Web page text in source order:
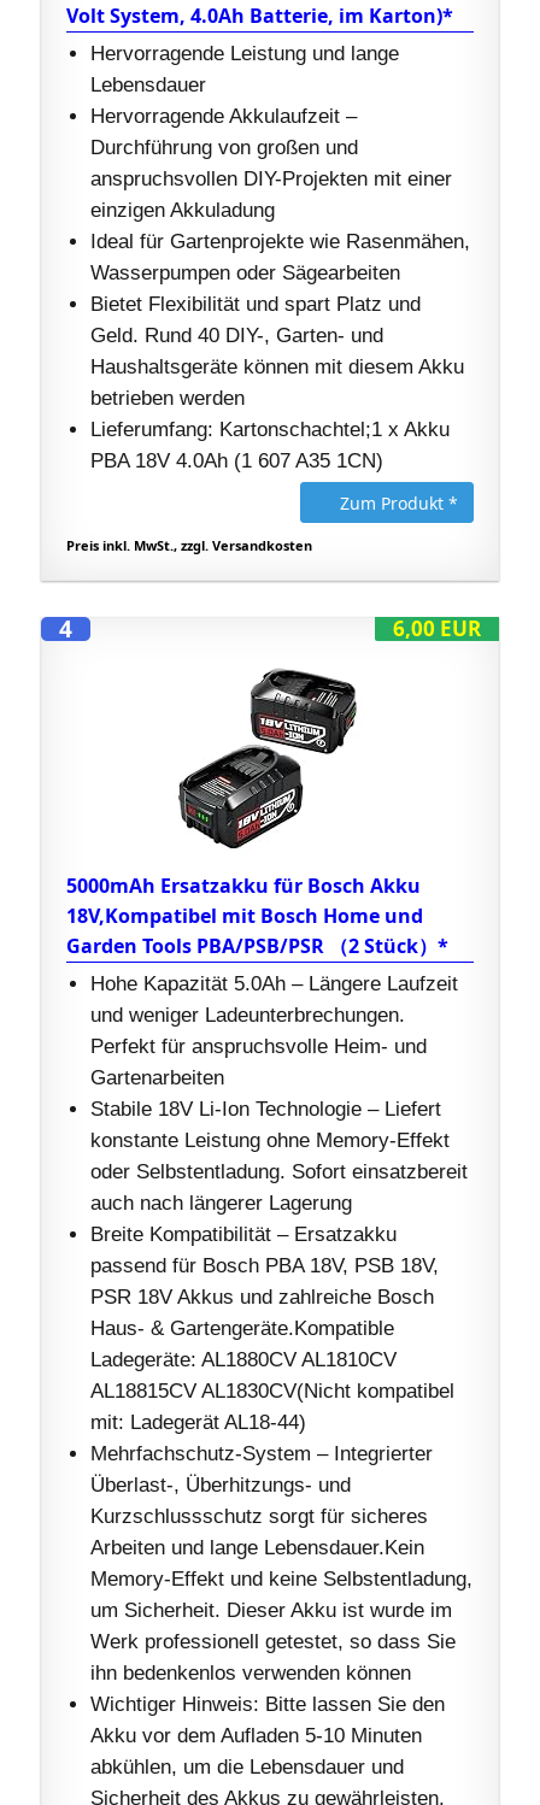
Volt System, 4.0Ah Batterie, im Karton)*
Hervorragende Leistung und lange
Lebensdauer
Hervorragende Akkulaufzeit –
Durchführung von großen und
anspruchsvollen DIY-Projekten mit einer
einzigen Akkuladung
Ideal für Gartenprojekte wie Rasenmähen,
Wasserpumpen oder Sägearbeiten
Bietet Flexibilität und spart Platz und
Geld. Rund 40 DIY-, Garten- und
Haushaltsgeräte können mit diesem Akku
betrieben werden
Lieferumfang: Kartonschachtel;1 x Akku
PBA 18V 4.0Ah (1 607 A35 1CN)
Zum Produkt *
Preis inkl. MwSt., zzgl. Versandkosten
6,00 EUR
4
5000mAh Ersatzakku für Bosch Akku
18V,Kompatibel mit Bosch Home und
Garden Tools PBA/PSB/PSR （2 Stück）*
Hohe Kapazität 5.0Ah – Längere Laufzeit
und weniger Ladeunterbrechungen.
Perfekt für anspruchsvolle Heim- und
Gartenarbeiten
Stabile 18V Li-Ion Technologie – Liefert
konstante Leistung ohne Memory-Effekt
oder Selbstentladung. Sofort einsatzbereit
auch nach längerer Lagerung
Breite Kompatibilität – Ersatzakku
passend für Bosch PBA 18V, PSB 18V,
PSR 18V Akkus und zahlreiche Bosch
Haus- & Gartengeräte.Kompatible
Ladegeräte: AL1880CV AL1810CV
AL18815CV AL1830CV(Nicht kompatibel
mit: Ladegerät AL18-44)
Mehrfachschutz-System – Integrierter
Überlast-, Überhitzungs- und
Kurzschlussschutz sorgt für sicheres
Arbeiten und lange Lebensdauer.Kein
Memory-Effekt und keine Selbstentladung,
um Sicherheit. Dieser Akku ist wurde im
Werk professionell getestet, so dass Sie
ihn bedenkenlos verwenden können
Wichtiger Hinweis: Bitte lassen Sie den
Akku vor dem Aufladen 5-10 Minuten
abkühlen, um die Lebensdauer und
Sicherheit des Akkus zu gewährleisten.